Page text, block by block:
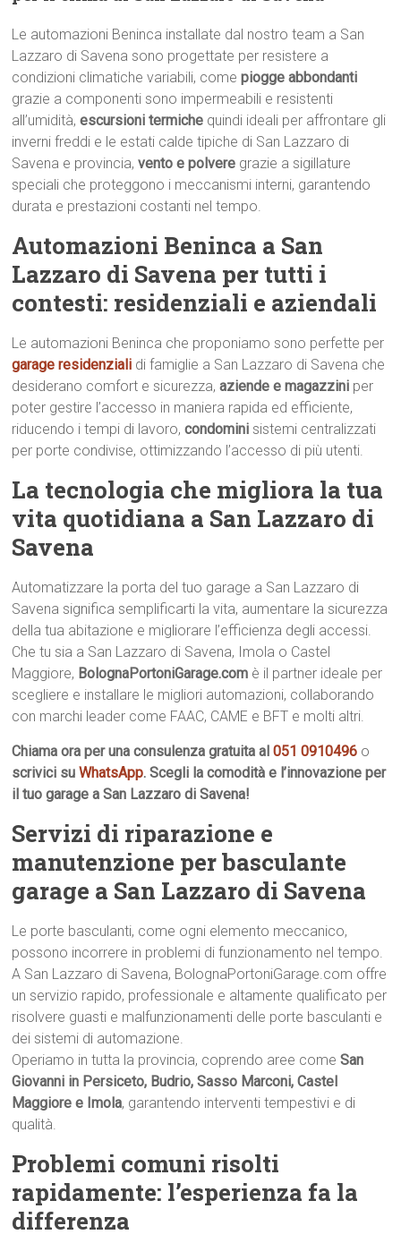
Le automazioni Beninca installate dal nostro team a San
Lazzaro di Savena sono progettate per resistere a
condizioni climatiche variabili, comepiogge abbondanti
grazie a componenti sono impermeabili e resistenti
all’umidità,escursioni termiche quindi ideali per affrontare gli
inverni freddi e le estati calde tipiche di San Lazzaro di
Savena e provincia,vento e polvere grazie a sigillature
speciali che proteggono i meccanismi interni, garantendo
durata e prestazioni costanti nel tempo.
Automazioni Beninca a San
Lazzaro di Savena per tutti i
contesti: residenziali e aziendali
Le automazioni Beninca che proponiamo sono perfette per
garage residenziali di famiglie a San Lazzaro di Savena che
desiderano comfort e sicurezza,aziende e magazzini per
poter gestire l’accesso in maniera rapida ed efficiente,
riducendo i tempi di lavoro,condomini sistemi centralizzati
per porte condivise, ottimizzando l’accesso di più utenti.
La tecnologia che migliora la tua
vita quotidiana a San Lazzaro di
Savena
Automatizzare la porta del tuo garage a San Lazzaro di
Savena significa semplificarti la vita, aumentare la sicurezza
della tua abitazione e migliorare l’efficienza degli accessi.
Che tu sia a San Lazzaro di Savena, Imola o Castel
Maggiore, BolognaPortoniGarage.com è il partner ideale per
scegliere e installare le migliori automazioni, collaborando
con marchi leader come FAAC, CAME e BFT e molti altri.
Chiama ora per una consulenza gratuita al051 0910496 o
scrivici suWhatsApp. Scegli la comodità e l’innovazione per
il tuo garage a San Lazzaro di Savena!
Servizi di riparazione e
manutenzione per basculante
garage a San Lazzaro di Savena
Le porte basculanti, come ogni elemento meccanico,
possono incorrere in problemi di funzionamento nel tempo.
A San Lazzaro di Savena, BolognaPortoniGarage.com offre
un servizio rapido, professionale e altamente qualificato per
risolvere guasti e malfunzionamenti delle porte basculanti e
dei sistemi di automazione.
Operiamo in tutta la provincia, coprendo aree comeSan
Giovanni in Persiceto, Budrio, Sasso Marconi, Castel
Maggiore e Imola, garantendo interventi tempestivi e di
qualità.
Problemi comuni risolti
rapidamente: l’esperienza fa la
differenza